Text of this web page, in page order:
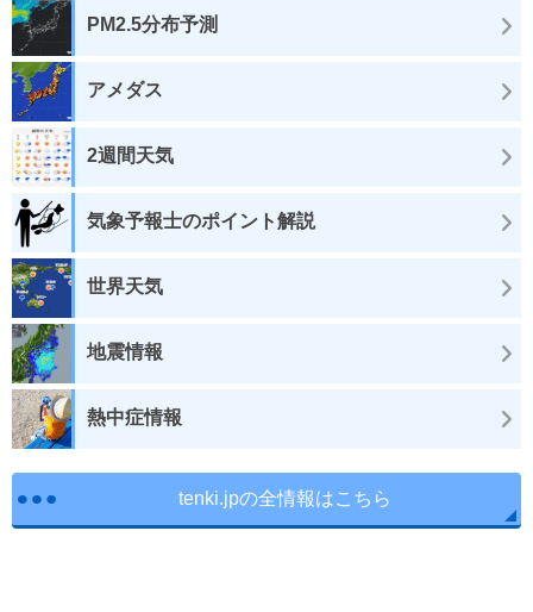
PM2.5分布予測
アメダス
2週間天気
気象予報士のポイント解説
世界天気
地震情報
熱中症情報
tenki.jpの全情報はこちら